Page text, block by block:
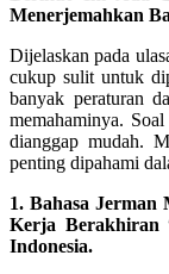
Menerjemahkan
Dijelaskan pada
cukup sulit untuk
banyak peraturan
memahaminya.
dianggap mudah.
penting dipahami
1. Bahasa
Kerja Berakhiran
Indonesia.